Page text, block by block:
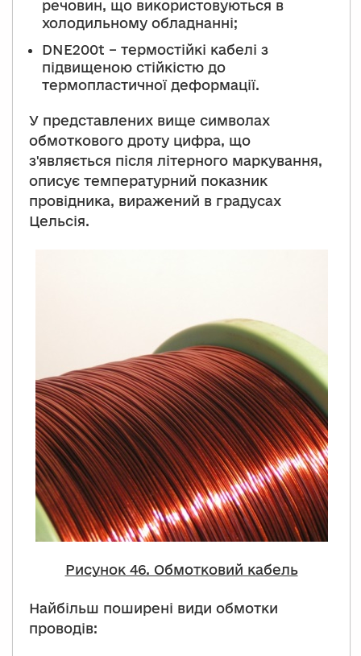
речовин, що використовуються в
холодильному обладнанні;
DNE200t – термостійкі кабелі з
підвищеною стійкістю до
термопластичної деформації.
У представлених вище символах
обмоткового дроту цифра, що
з'являється після літерного маркування,
описує температурний показник
провідника, виражений в градусах
Цельсія.
Рисунок 46. Обмотковий кабель
Найбільш поширені види обмотки
проводів: